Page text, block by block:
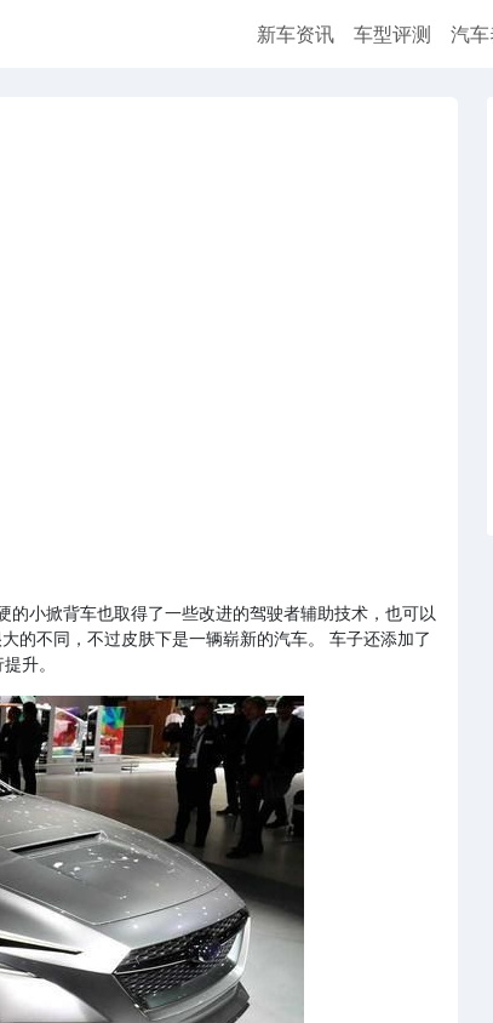
新车资讯 车型评测 汽
小掀背车也取得了一些改进的驾驶者辅助技术，也可以
的不同，不过皮肤下是一辆崭新的汽车。 车子还添加了
升。